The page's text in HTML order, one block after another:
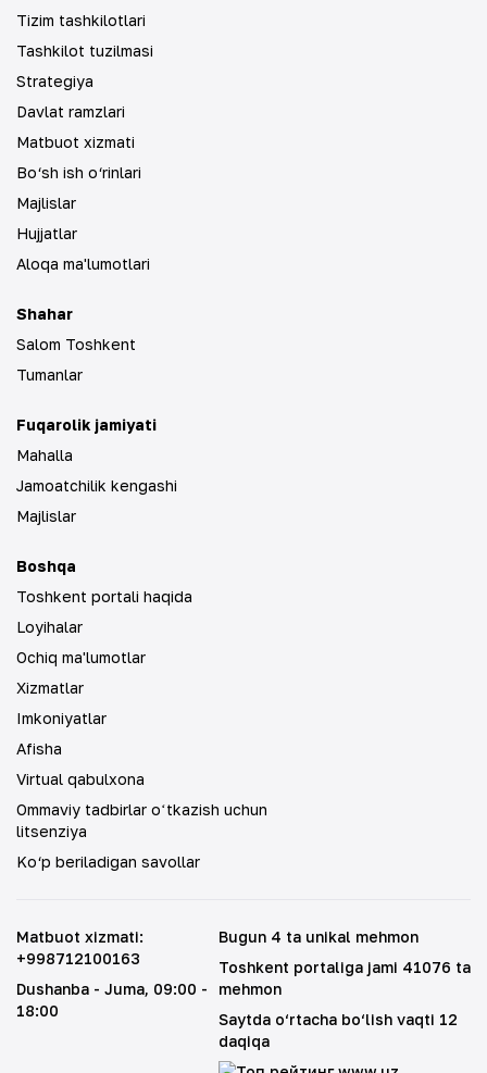
Tizim tashkilotlari
Tashkilot tuzilmasi
Strategiya
Davlat ramzlari
Matbuot xizmati
Bo‘sh ish o‘rinlari
Majlislar
Hujjatlar
Aloqa ma'lumotlari
Shahar
Salom Toshkent
Tumanlar
Fuqarolik jamiyati
Mahalla
Jamoatchilik kengashi
Majlislar
Boshqa
Toshkent portali haqida
Loyihalar
Ochiq ma'lumotlar
Xizmatlar
Imkoniyatlar
Afisha
Virtual qabulxona
Ommaviy tadbirlar oʻtkazish uchun
litsenziya
Ko‘p beriladigan savollar
Matbuot xizmati:
+998712100163
Dushanba - Juma, 09:00 -
18:00
Bugun 4 ta unikal mehmon
Toshkent portaliga jami 41076 ta
mehmon
Saytda o‘rtacha bo‘lish vaqti 12
daqiqa